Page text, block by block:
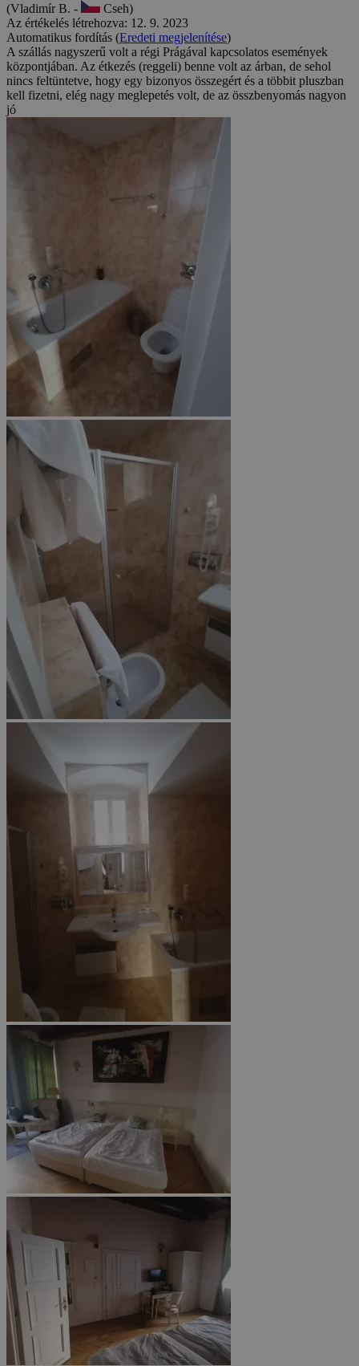
(Vladimír B. -
Cseh)
Az értékelés létrehozva: 12. 9. 2023
Automatikus fordítás (Eredeti megjelenítése)
A szállás nagyszerű volt a régi Prágával kapcsolatos események
központjában. Az étkezés (reggeli) benne volt az árban, de sehol
nincs feltüntetve, hogy egy bizonyos összegért és a többit pluszban
kell fizetni, elég nagy meglepetés volt, de az összbenyomás nagyon
jó